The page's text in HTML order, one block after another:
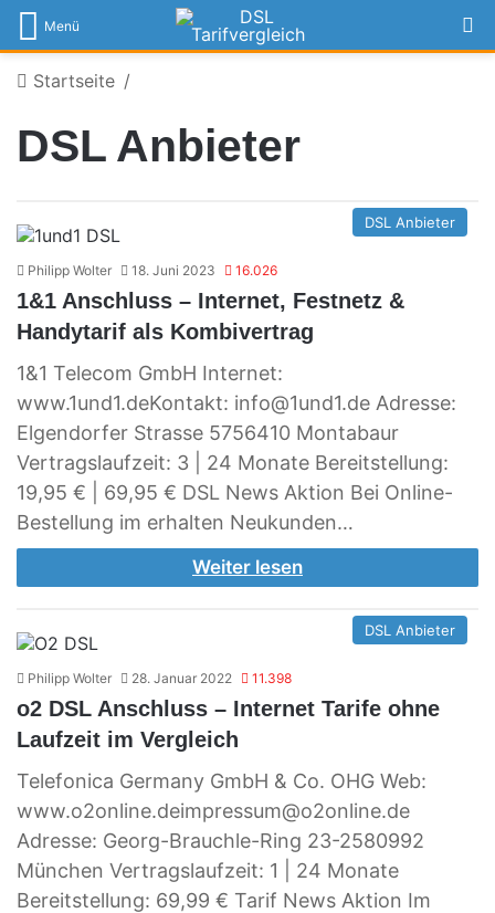
Menü
Startseite /
DSL Anbieter
DSL Anbieter
Philipp Wolter 18. Juni 2023 16.026
1&1 Anschluss – Internet, Festnetz &
Handytarif als Kombivertrag
1&1 Telecom GmbH Internet:
www.1und1.deKontakt: info@1und1.de Adresse:
Elgendorfer Strasse 5756410 Montabaur
Vertragslaufzeit: 3 | 24 Monate Bereitstellung:
19,95 € | 69,95 € DSL News Aktion Bei Online-
Bestellung im erhalten Neukunden…
Weiter lesen
DSL Anbieter
Philipp Wolter 28. Januar 2022 11.398
o2 DSL Anschluss – Internet Tarife ohne
Laufzeit im Vergleich
Telefonica Germany GmbH & Co. OHG Web:
www.o2online.deimpressum@o2online.de
Adresse: Georg-Brauchle-Ring 23-2580992
München Vertragslaufzeit: 1 | 24 Monate
Bereitstellung: 69,99 € Tarif News Aktion Im